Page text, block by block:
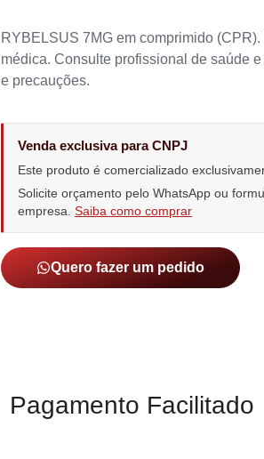
RYBELSUS 7MG em comprimido
médica. Consulte profissional de saúde
e precauções.
Venda exclusiva para CNPJ
Este produto é comercializado
Solicite orçamento pelo WhatsApp ou
empresa. Saiba como comprar
Quero fazer um pedido
Pagamento Facilitado